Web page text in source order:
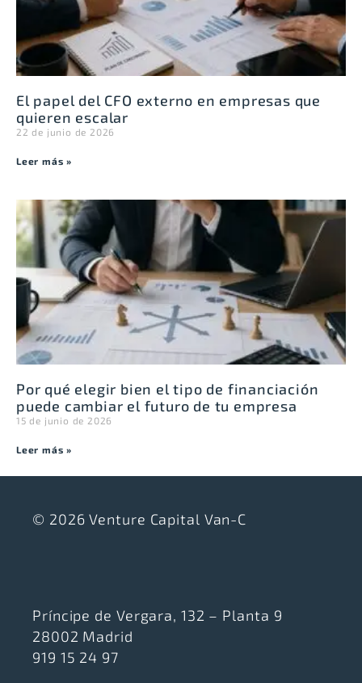
El papel del CFO externo en empresas que
quieren escalar
22 de junio de 2026
Leer más »
Por qué elegir bien el tipo de financiación
puede cambiar el futuro de tu empresa
15 de junio de 2026
Leer más »
© 2026 Venture Capital Van-C
Príncipe de Vergara, 132 – Planta 9
28002 Madrid
919 15 24 97